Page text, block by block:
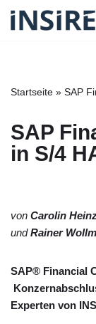
Startseite » SAP
SAP
in S/4
von Carolin
undRainer
SAP® Financial
Experten von